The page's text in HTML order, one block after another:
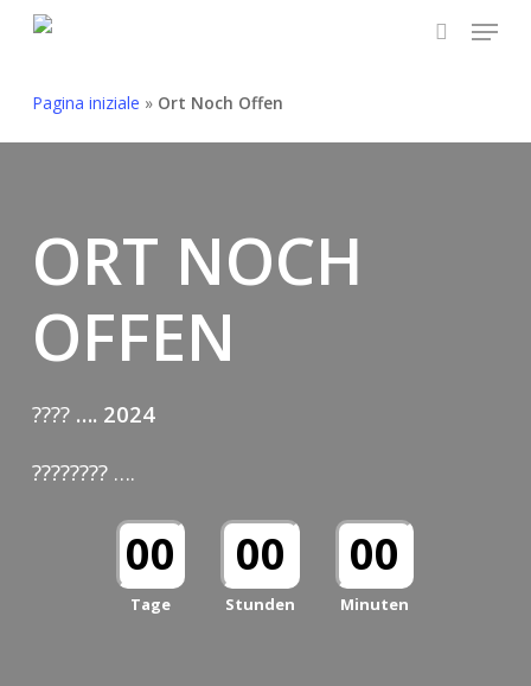
content
Menu
Pagina iniziale » Ort Noch Offen
ORT NOCH
OFFEN
???? …. 2024
???????? ….
00
Tage
00
Stunden
00
Minuten